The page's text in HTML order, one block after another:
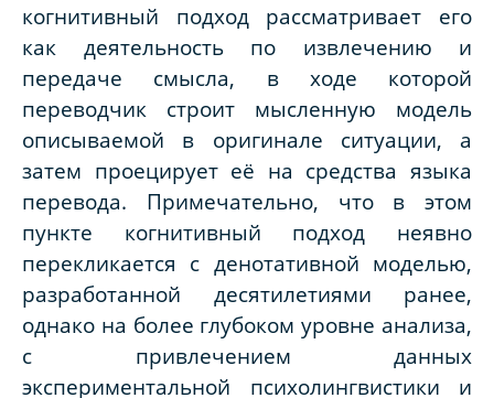
когнитивный подход рассматривает его
как деятельность по извлечению и
передаче смысла, в ходе которой
переводчик строит мысленную модель
описываемой в оригинале ситуации, а
затем проецирует её на средства языка
перевода. Примечательно, что в этом
пункте когнитивный подход неявно
перекликается с денотативной моделью,
разработанной десятилетиями ранее,
однако на более глубоком уровне анализа,
с привлечением данных
экспериментальной психолингвистики и